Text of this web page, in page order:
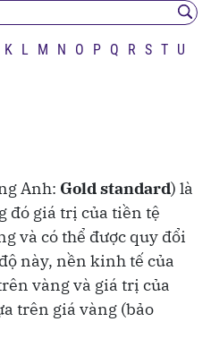
K L M N O P Q R S T U
Anh: Gold standard) là
đó giá trị của tiền tệ
và có thể được quy đổi
này, nền kinh tế của
vàng và giá trị của
trên giá vàng (bảo